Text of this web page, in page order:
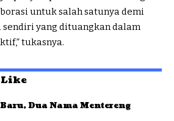
untuk salah satunya demi
sendiri yang dituangkan dalam
tukasnya.
Like
Dua Nama Mentereng